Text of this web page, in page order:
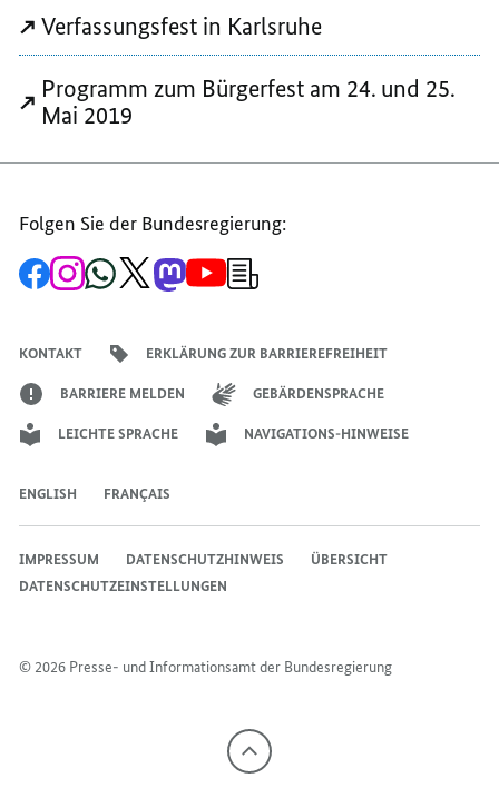
Verfassungsfest in Karlsruhe
Programm zum Bürgerfest am 24. und 25.
Mai 2019
Folgen Sie der Bundesregierung:
Zur
Facebook-
Zum
Instagram-
Zum
WhatsApp-
Zum
X-
Zum
Mastodon-
Zum
YouTube-Anmeldung
KONTAKT ERKLÄRUNG ZUR BARRIEREFREIHEIT
BARRIERE MELDEN GEBÄRDENSPRACHE
LEICHTE SPRACHE NAVIGATIONS-HINWEISE
ENGLISH FRANÇAIS
© 2026 Presse- und Informationsamt der Bundesregierung
IMPRESSUM DATENSCHUTZHINWEIS
ÜBERSICHT
DATENSCHUTZEINSTELLUNGEN
Nach
oben